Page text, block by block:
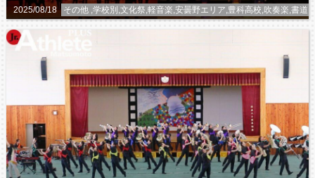
2025/08/18 その他 ,学校別,文化祭,軽音楽,安曇野エリア,豊科高校,吹奏楽,書